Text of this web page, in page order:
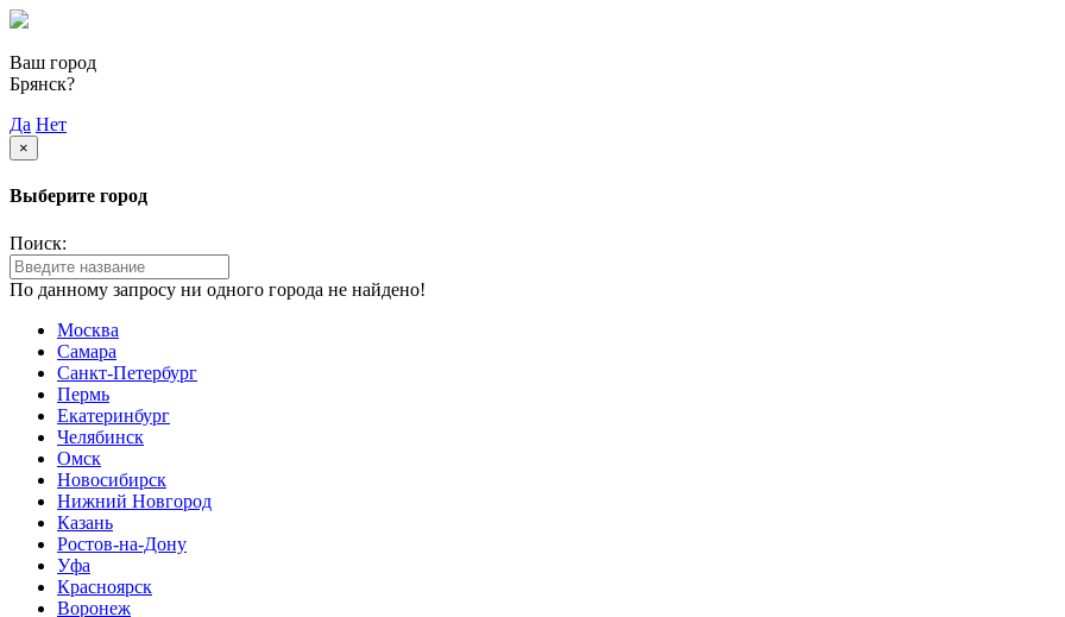
Ваш город
Брянск?
Да Нет
×
Выберите город
Поиск:
По данному запросу ни одного города не найдено!
Москва
Самара
Санкт-Петербург
Пермь
Екатеринбург
Челябинск
Омск
Новосибирск
Нижний Новгород
Казань
Ростов-на-Дону
Уфа
Красноярск
Воронеж